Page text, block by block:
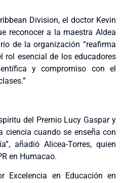
Division, el doctor Kevin
reconocer a la maestra Aldea
de la organización “reafirma
rol esencial de los educadores
y compromiso con el
del Premio Lucy Gaspar y
ciencia cuando se enseña con
añadió Alicea-Torres, quien
en Humacao.
Excelencia en Educación en